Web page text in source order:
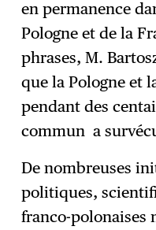
en permanence
Pologne et de la
phrases, M.
que la Pologne et
pendant des
commun a
De nombreuses
politiques,
franco-polonaises